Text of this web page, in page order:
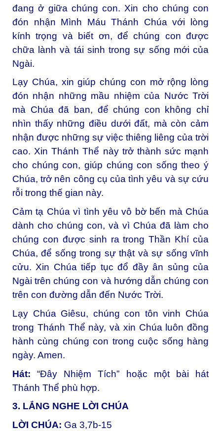
đang ở giữa chúng con. Xin cho chúng con
đón nhận Mình Máu Thánh Chúa với lòng
kính trọng và biết ơn, để chúng con được
chữa lành và tái sinh trong sự sống mới của
Ngài.
Lạy Chúa, xin giúp chúng con mở rộng lòng
đón nhận những mầu nhiệm của Nước Trời
mà Chúa đã ban, để chúng con không chỉ
nhìn thấy những điều dưới đất, mà còn cảm
nhận được những sự việc thiêng liêng của trời
cao. Xin Thánh Thể này trở thành sức mạnh
cho chúng con, giúp chúng con sống theo ý
Chúa, trở nên công cụ của tình yêu và sự cứu
rỗi trong thế gian này.
Cảm tạ Chúa vì tình yêu vô bờ bến mà Chúa
dành cho chúng con, và vì Chúa đã làm cho
chúng con được sinh ra trong Thần Khí của
Chúa, để sống trong sự thật và sự sống vĩnh
cửu. Xin Chúa tiếp tục đổ đầy ân sủng của
Ngài trên chúng con và hướng dẫn chúng con
trên con đường dẫn đến Nước Trời.
Lạy Chúa Giêsu, chúng con tôn vinh Chúa
trong Thánh Thể này, và xin Chúa luôn đồng
hành cùng chúng con trong cuộc sống hàng
ngày. Amen.
Hát:“Đây Nhiệm Tích” hoặc một bài hát
Thánh Thể phù hợp.
3. LẮNG NGHE LỜI CHÚA
LỜI CHÚA: Ga 3,7b-15